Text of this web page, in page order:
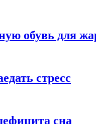
обувь для
стресс
сна